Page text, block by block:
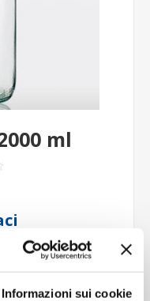
Informazioni sui cookie
ml
pp31,5a